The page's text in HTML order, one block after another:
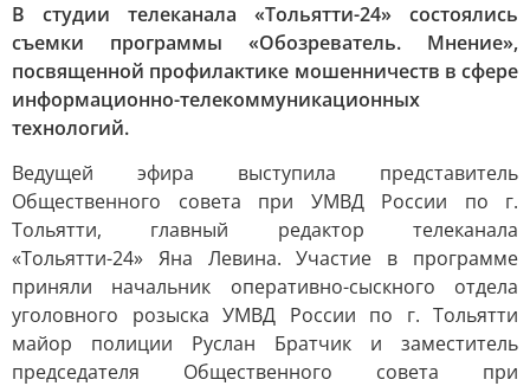
В студии телеканала «Тольятти-24» состоялись
съемки программы «Обозреватель. Мнение»,
посвященной профилактике мошенничеств в сфере
информационно-телекоммуникационных
технологий.
Ведущей эфира выступила представитель
Общественного совета при УМВД России по г.
Тольятти, главный редактор телеканала
«Тольятти-24» Яна Левина. Участие в программе
приняли начальник оперативно-сыскного отдела
уголовного розыска УМВД России по г. Тольятти
майор полиции Руслан Братчик и заместитель
председателя Общественного совета при